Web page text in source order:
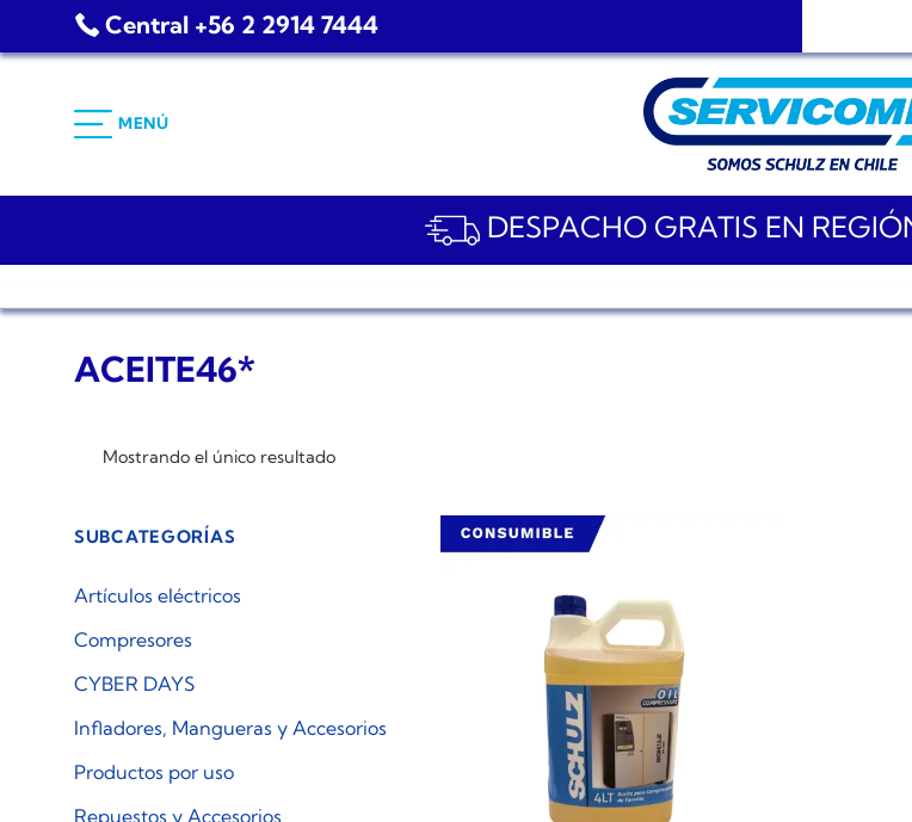
Central +56 2 2914 7444
MENÚ
DESPACHO GRATIS EN
ACEITE46*
Mostrando el único resultado
SUBCATEGORÍAS
Artículos eléctricos
Compresores
CYBER DAYS
Infladores, Mangueras y Accesorios
Productos por uso
Repuestos y Accesorios